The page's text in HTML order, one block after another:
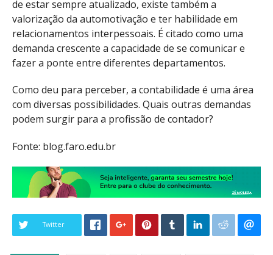
de estar sempre atualizado, existe também a
valorização da automotivação e ter habilidade em
relacionamentos interpessoais. É citado como uma
demanda crescente a capacidade de se comunicar e
fazer a ponte entre diferentes departamentos.
Como deu para perceber, a contabilidade é uma área
com diversas possibilidades. Quais outras demandas
podem surgir para a profissão de contador?
Fonte: blog.faro.edu.br
Twitter